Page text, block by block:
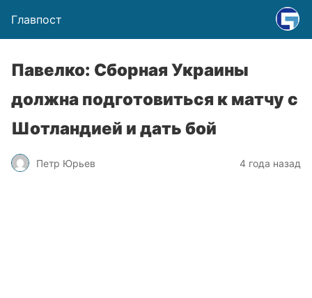
Главпост
Павелко: Сборная Украины
должна подготовиться к матчу с
Шотландией и дать бой
Петр Юрьев 4 года назад